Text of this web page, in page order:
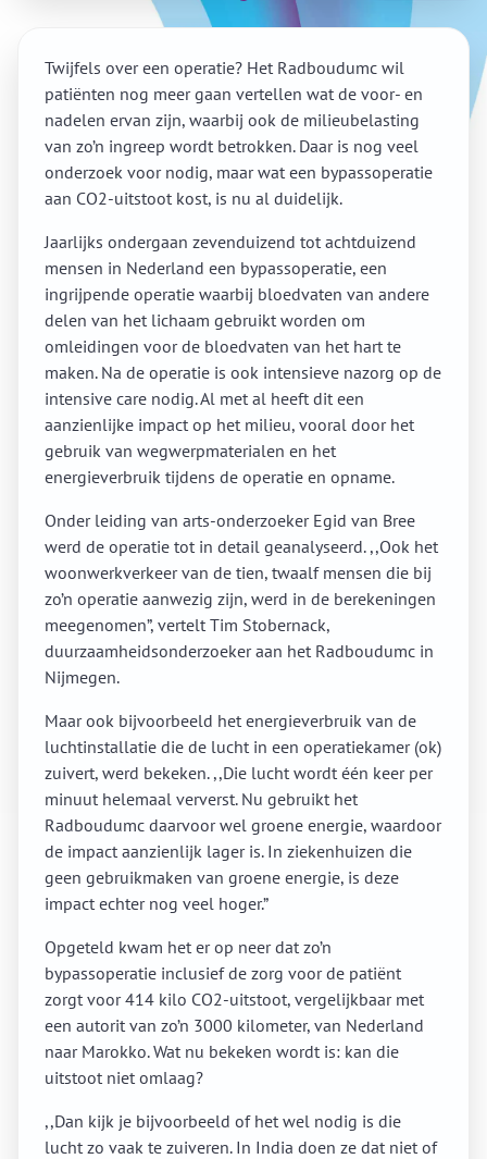
Twijfels over een operatie? Het Radboudumc wil
patiënten nog meer gaan vertellen wat de voor- en
nadelen ervan zijn, waarbij ook de milieubelasting
van zo’n ingreep wordt betrokken. Daar is nog veel
onderzoek voor nodig, maar wat een bypassoperatie
aan CO2-uitstoot kost, is nu al duidelijk.
Jaarlijks ondergaan zevenduizend tot achtduizend
mensen in Nederland een bypassoperatie, een
ingrijpende operatie waarbij bloedvaten van andere
delen van het lichaam gebruikt worden om
omleidingen voor de bloedvaten van het hart te
maken. Na de operatie is ook intensieve nazorg op de
intensive care nodig. Al met al heeft dit een
aanzienlijke impact op het milieu, vooral door het
gebruik van wegwerpmaterialen en het
energieverbruik tijdens de operatie en opname.
Onder leiding van arts-onderzoeker Egid van Bree
werd de operatie tot in detail geanalyseerd. ,,Ook het
woonwerkverkeer van de tien, twaalf mensen die bij
zo’n operatie aanwezig zijn, werd in de berekeningen
meegenomen”, vertelt Tim Stobernack,
duurzaamheidsonderzoeker aan het Radboudumc in
Nijmegen.
Maar ook bijvoorbeeld het energieverbruik van de
luchtinstallatie die de lucht in een operatiekamer (ok)
zuivert, werd bekeken. ,,Die lucht wordt één keer per
minuut helemaal ververst. Nu gebruikt het
Radboudumc daarvoor wel groene energie, waardoor
de impact aanzienlijk lager is. In ziekenhuizen die
geen gebruikmaken van groene energie, is deze
impact echter nog veel hoger.”
Opgeteld kwam het er op neer dat zo’n
bypassoperatie inclusief de zorg voor de patiënt
zorgt voor 414 kilo CO2-uitstoot, vergelijkbaar met
een autorit van zo’n 3000 kilometer, van Nederland
naar Marokko. Wat nu bekeken wordt is: kan die
uitstoot niet omlaag?
,,Dan kijk je bijvoorbeeld of het wel nodig is die
lucht zo vaak te zuiveren. In India doen ze dat niet of